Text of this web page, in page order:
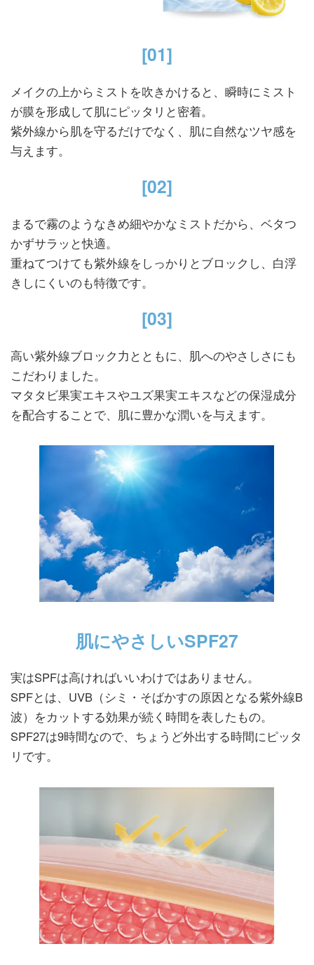
[01]
メイクの上からミストを吹きかけると、瞬時にミスト
が膜を形成して肌にピッタリと密着。
紫外線から肌を守るだけでなく、肌に自然なツヤ感を
与えます。
[02]
まるで霧のようなきめ細やかなミストだから、ベタつ
かずサラッと快適。
重ねてつけても紫外線をしっかりとブロックし、白浮
きしにくいのも特徴です。
[03]
高い紫外線ブロック力とともに、肌へのやさしさにも
こだわりました。
マタタビ果実エキスやユズ果実エキスなどの保湿成分
を配合することで、肌に豊かな潤いを与えます。
肌にやさしいSPF27
実はSPFは高ければいいわけではありません。
SPFとは、UVB（シミ・そばかすの原因となる紫外線B
波）をカットする効果が続く時間を表したもの。
SPF27は9時間なので、ちょうど外出する時間にピッタ
リです。